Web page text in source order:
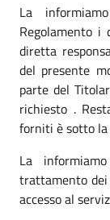
La
Regolamento
diretta
del presente
parte del
richiesto .
forniti è sotto la
La
trattamento
accesso al